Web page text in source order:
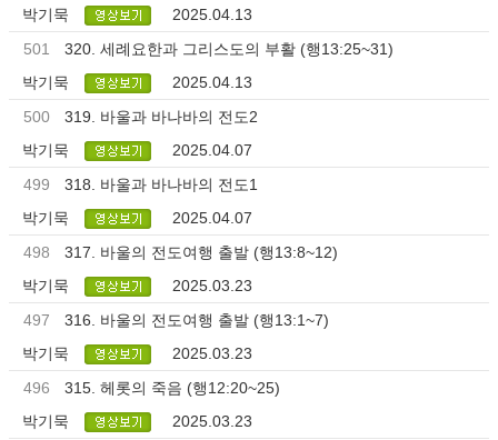
박기묵
2025.04.13
501
320. 세례요한과 그리스도의 부활 (행13:25~31)
박기묵
2025.04.13
500
319. 바울과 바나바의 전도2
박기묵
2025.04.07
499
318. 바울과 바나바의 전도1
박기묵
2025.04.07
498
317. 바울의 전도여행 출발 (행13:8~12)
박기묵
2025.03.23
497
316. 바울의 전도여행 출발 (행13:1~7)
박기묵
2025.03.23
496
315. 헤롯의 죽음 (행12:20~25)
박기묵
2025.03.23